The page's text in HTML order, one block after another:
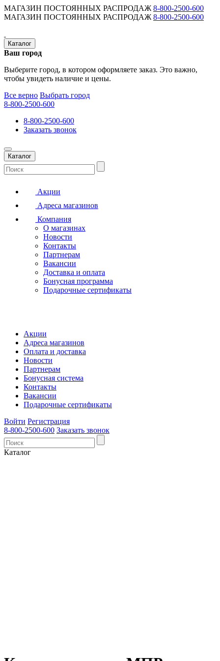
МАГАЗИН ПОСТОЯННЫХ РАСПРОДАЖ 8-800-2500-600
МАГАЗИН ПОСТОЯННЫХ РАСПРОДАЖ 8-800-2500-600
Каталог
Ваш город
Выберите город, в котором оформляете заказ. Это важно,
чтобы увидеть наличие и цены.
Все верно Выбрать город
8-800-2500-600
8-800-2500-600
Заказать звонок
Каталог
Акции
Адреса магазинов
Компания
О магазинах
Новости
Контакты
Партнерам
Вакансии
Доставка и оплата
Бонусная программа
Подарочные сертификаты
Акции
Адреса магазинов
Оплата и доставка
Новости
Партнерам
Бонусная система
Контакты
Вакансии
Подарочные сертификаты
Войти Регистрация
8-800-2500-600 Заказать звонок
Каталог